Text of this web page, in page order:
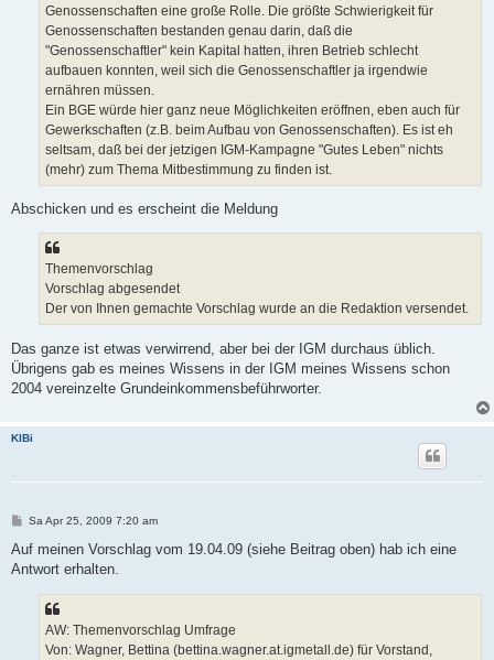
Genossenschaften eine große Rolle. Die größte Schwierigkeit für
Genossenschaften bestanden genau darin, daß die
"Genossenschaftler" kein Kapital hatten, ihren Betrieb schlecht
aufbauen konnten, weil sich die Genossenschaftler ja irgendwie
ernähren müssen.
Ein BGE würde hier ganz neue Möglichkeiten eröffnen, eben auch für
Gewerkschaften (z.B. beim Aufbau von Genossenschaften). Es ist eh
seltsam, daß bei der jetzigen IGM-Kampagne "Gutes Leben" nichts
(mehr) zum Thema Mitbestimmung zu finden ist.
Abschicken und es erscheint die Meldung
Themenvorschlag
Vorschlag abgesendet
Der von Ihnen gemachte Vorschlag wurde an die Redaktion versendet.
Das ganze ist etwas verwirrend, aber bei der IGM durchaus üblich.
Übrigens gab es meines Wissens in der IGM meines Wissens schon
2004 vereinzelte Grundeinkommensbeführworter.
KlBi
B
r
Sa Apr 25, 2009 7:20 am
Auf meinen Vorschlag vom 19.04.09 (siehe Beitrag oben) hab ich eine
Antwort erhalten.
Von: Wagner, Bettina (bettina.wagner.at.igmetall.de) für Vorstand,